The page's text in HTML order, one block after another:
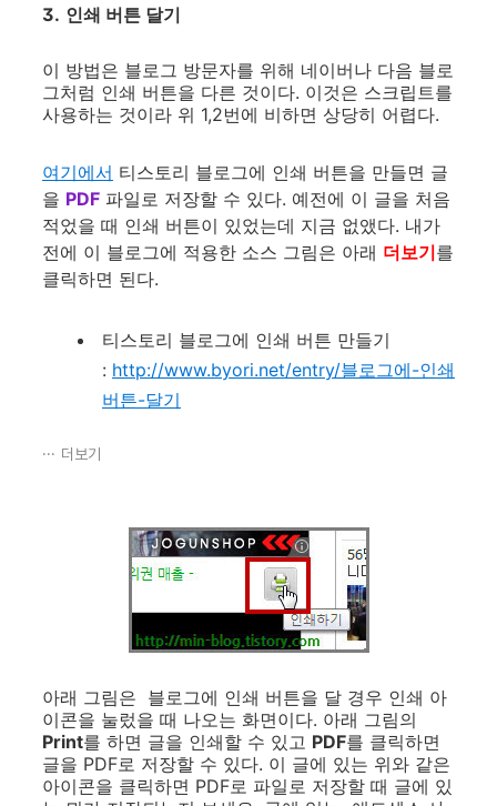
3. 인쇄 버튼 달기
이 방법은 블로그 방문자를 위해 네이버나 다음 블로
그처럼 인쇄 버튼을 다른 것이다. 이것은 스크립트를
사용하는 것이라 위 1,2번에 비하면 상당히 어렵다.
여기에서 티스토리 블로그에 인쇄 버튼을 만들면 글
을 PDF 파일로 저장할 수 있다. 예전에 이 글을 처음
적었을 때 인쇄 버튼이 있었는데 지금 없앴다. 내가
전에 이 블로그에 적용한 소스 그림은 아래 더보기를
클릭하면 된다.
티스토리 블로그에 인쇄 버튼 만들기
: http://www.byori.net/entry/블로그에-인쇄
버튼-달기
더보기
아래 그림은 블로그에 인쇄 버튼을 달 경우 인쇄 아
이콘을 눌렀을 때 나오는 화면이다. 아래 그림의
Print를 하면 글을 인쇄할 수 있고 PDF를 클릭하면
글을 PDF로 저장할 수 있다. 이 글에 있는 위와 같은
아이콘을 클릭하면 PDF로 파일로 저장할 때 글에 있